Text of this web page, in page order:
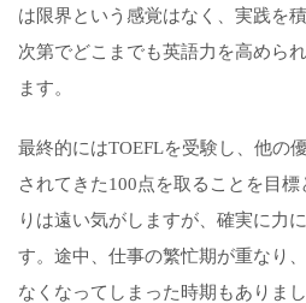
は限界という感覚はなく、実践を
次第でどこまでも英語力を高めら
ます。
最終的にはTOEFLを受験し、他の
されてきた100点を取ることを目
りは遠い気がしますが、確実に力
す。途中、仕事の繁忙期が重なり
なくなってしまった時期もありま